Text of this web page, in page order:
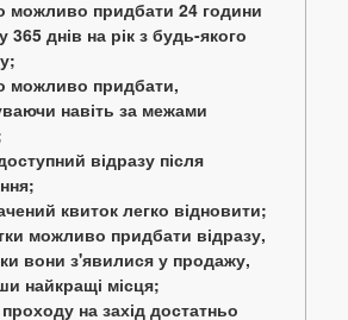
можливо придбати 24 години
365 днів на рік з будь-якого
можливо придбати,
навіть за межами
відразу після
квиток легко відновити;
можливо придбати відразу,
вони з'явилися у продажу,
найкращі місця;
на захід достатньо